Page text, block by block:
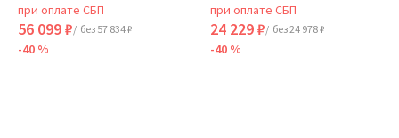
при оплате СБП
56 099 ₽/ без 57 834 ₽
-40 %
при оплате СБП
24 229 ₽/ без 24 978 ₽
-40 %